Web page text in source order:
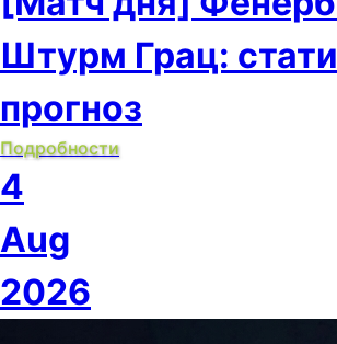
Штурм Грац:
прогноз
Подробности
4
Aug
2026